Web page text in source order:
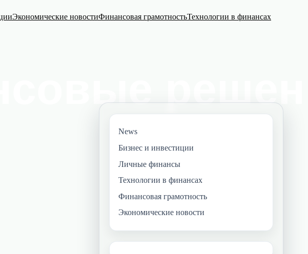
Экономические новостиФинансовая грамотностьТехнологии в финансах
News
Бизнес и инвестиции
Личные финансы
Технологии в финансах
Финансовая грамотность
Экономические новости